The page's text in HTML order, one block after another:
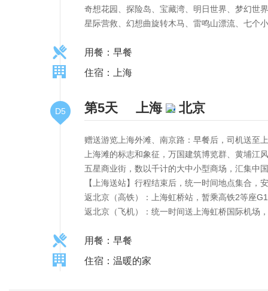
奇想花园、探险岛、宝藏湾、明日世界、梦幻
星际营救、幻想曲旋转木马、雷鸣山漂流、七个
用餐：早餐
住宿：上海
D5 第5天 上海 北京
赠送游览上海外滩、南京路：早餐后，司机送至
上海滩的标志和象征，万国建筑博览群、黄埔江
五星商业街，数以千计的大中小型商场，汇集中
【上海送站】行程结束后，统一时间地点集合，
返北京（高铁）：上海虹桥站，暂乘高铁2等座
返北京（飞机）：统一时间送上海虹桥国际机场
用餐：早餐
住宿：温暖的家